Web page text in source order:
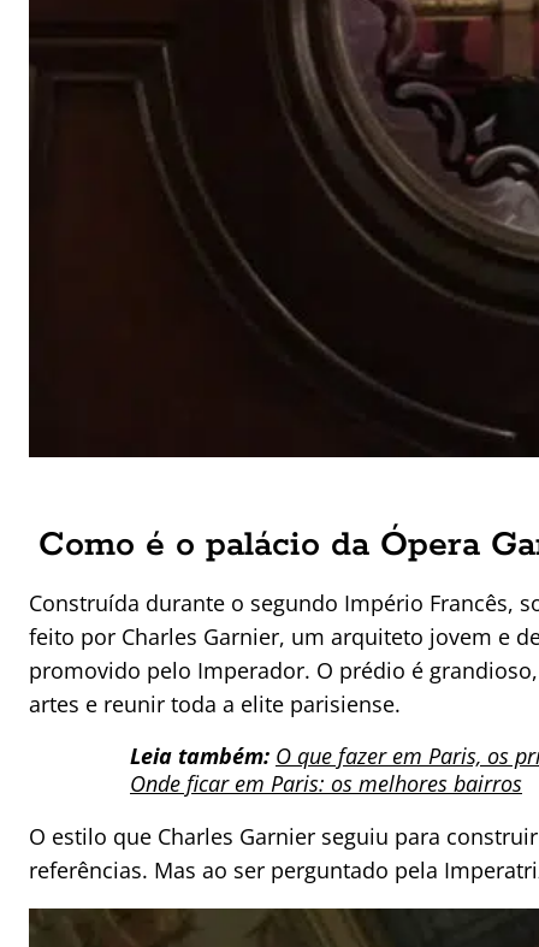
Como é o palácio da Ópera
Construída durante o segundo Império Francês,
feito por Charles Garnier, um arquiteto jovem e
promovido pelo Imperador. O prédio é
artes e reunir toda a elite parisiense.
Leia também: O que fazer em Paris, os
Onde ficar em Paris: os melhores bairros
O estilo que Charles Garnier seguiu para
referências. Mas ao ser perguntado pela